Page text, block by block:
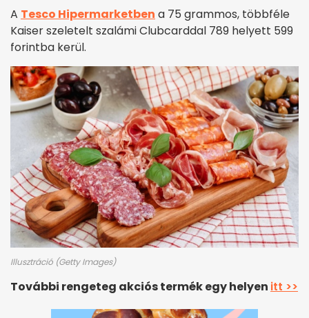
A Tesco Hipermarketben a 75 grammos, többféle
Kaiser szeletelt szalámi Clubcarddal 789 helyett 599
forintba kerül.
Illusztráció (Getty Images)
További rengeteg akciós termék egy helyen itt >>